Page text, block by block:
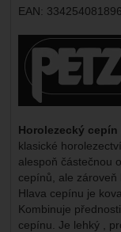
EAN:
Výrobce:
Horolezecký cepín
klasické
alespoň částečnou
cepínů, ale zároveň
Hlava cepínu je
Kombinuje
cepínu. Je lehký ,